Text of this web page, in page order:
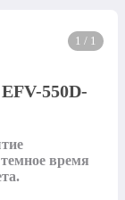
1 / 1
550D-
время